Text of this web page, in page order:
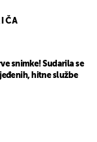
snimke! Sudarila se
hitne službe